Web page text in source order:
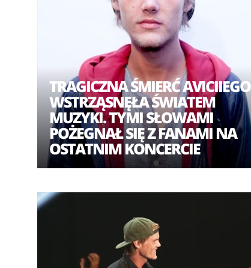
TRAGICZNA ŚMIERĆ AVICIIEGO
WSTRZĄSNĘŁA ŚWIATEM
MUZYKI. TYMI SŁOWAMI
POŻEGNAŁ SIĘ Z FANAMI NA
OSTATNIM KONCERCIE